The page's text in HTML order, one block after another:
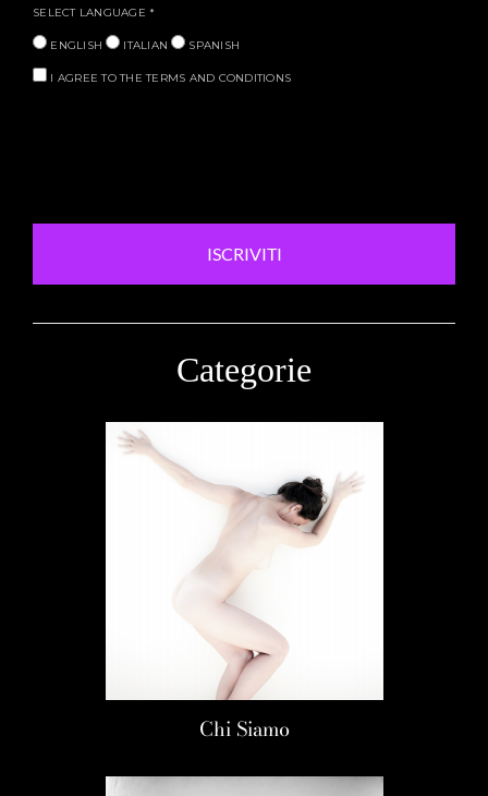
SELECT LANGUAGE *
ENGLISH ITALIAN SPANISH
I AGREE TO THE TERMS AND CONDITIONS
ISCRIVITI
Categorie
Chi Siamo